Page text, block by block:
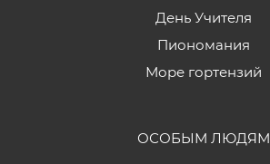
День Учителя
Пиономания
Море гортензий
ОСОБЫМ ЛЮДЯМ